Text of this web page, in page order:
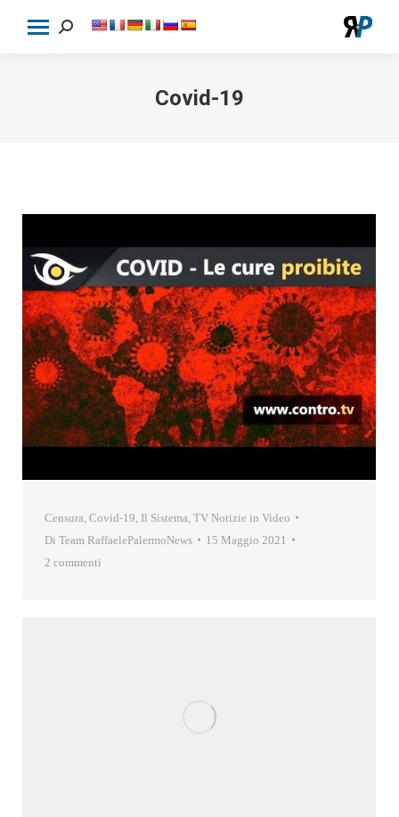
Cerca:
Covid-19
Censura Covid-19 Il Sistema TV Notizie in Video
Di Team RaffaelePalermoNews
15 Maggio 2021
2 commenti